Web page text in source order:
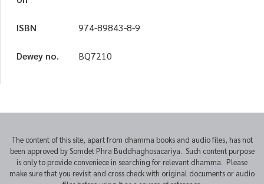
ISBN 974-89843-8-9
Dewey no. BQ7210
The content of this site, apart from dhamma books and audio files, has not
been approved by Somdet Phra Buddhaghosacariya. Such content purpose
is only to provide conveniece in searching for relevant dhamma. Please
make sure that you revisit and cross check with original documents or audio